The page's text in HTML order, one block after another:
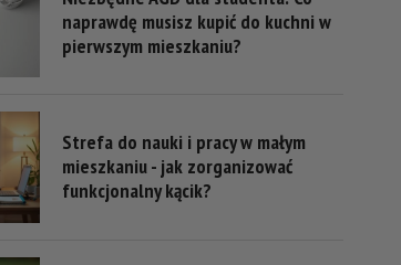
naprawdę musisz kupić do kuchni w
pierwszym mieszkaniu?
Strefa do nauki i pracy w małym
mieszkaniu - jak zorganizować
funkcjonalny kącik?